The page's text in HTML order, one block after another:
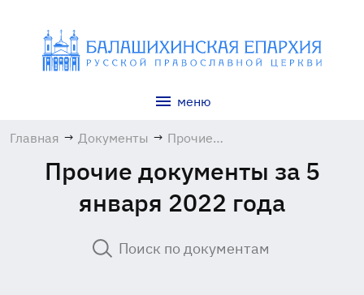
меню
Главная → Документы → Прочие
Прочие документы за 5
января 2022 года